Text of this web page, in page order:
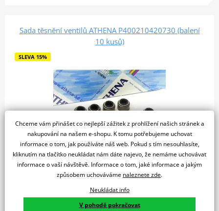
Sada těsnění ventilů ATHENA P400210420730 (balení
10 kusů)
SLEVA 15%
Do košíku
Chceme vám přinášet co nejlepší zážitek z prohlížení našich stránek a
nakupování na našem e-shopu. K tomu potřebujeme uchovat
informace o tom, jak používáte náš web. Pokud s tím nesouhlasíte,
kliknutím na tlačítko neukládat nám dáte najevo, že nemáme uchovávat
informace o vaší návštěvě. Informace o tom, jaké informace a jakým
způsobem uchováváme naleznete zde.
Neukládat info
V pohodě pokračovat